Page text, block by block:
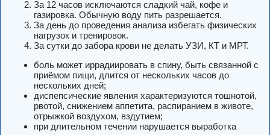
За 12 часов исключаются сладкий чай, кофе и
газировка. Обычную воду пить разрешается.
За день до проведения анализа избегать физических
нагрузок и тренировок.
За сутки до забора крови не делать УЗИ, КТ и МРТ.
боль может иррадиировать в спину, быть связанной с
приёмом пищи, длится от нескольких часов до
нескольких дней;
диспепсические явления характеризуются тошнотой,
рвотой, снижением аппетита, распиранием в животе,
отрыжкой воздухом, вздутием;
при длительном течении нарушается выработка